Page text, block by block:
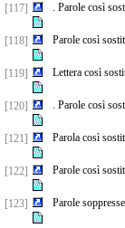
[117] . Parole così
[118] Parole così
[119] Lettera così
[120] . Parole così
[121] Parola così
[122] Parole così
[123] Parole